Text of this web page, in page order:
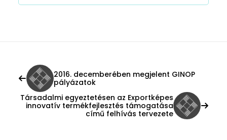
2016. decemberében megjelent GINOP
pályázatok
Társadalmi egyeztetésen az Exportképes
innovatív termékfejlesztés támogatása
című felhívás tervezete